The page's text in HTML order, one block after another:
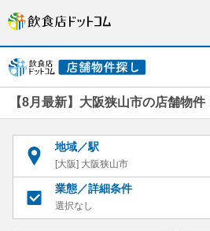
【8月最新】大阪狭山市の店舗物
地域／駅
[大阪] 大阪狭山市
業態／詳細条件
選択なし